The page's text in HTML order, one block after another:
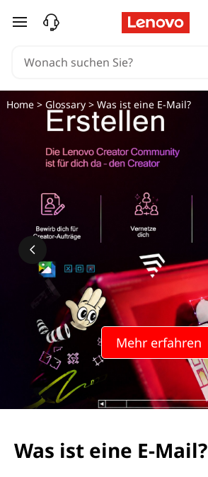
W
a
zum Hauptinhalt springen
Mehr erfahren
Home> Glossary> Was ist eine E-Mail?
Was ist eine E-Mail?